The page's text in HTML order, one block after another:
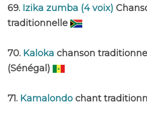
69. Izika zumba (4 voix)
traditionnelle
70. Kaloka chanson
(Sénégal)
71. Kamalondo chant